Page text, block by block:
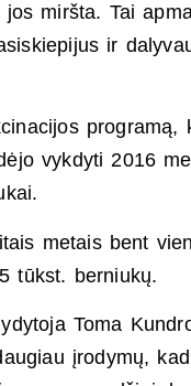
miršta. Tai
ir
programą,
vykdyti 2016
metais bent
tūkst. berniukų.
Toma
įrodymų,